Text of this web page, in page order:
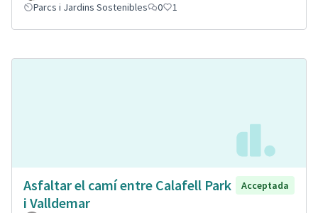
Parcs i Jardins Sostenibles
0 1
Asfaltar el camí entre Calafell Park
i Valldemar
Acceptada